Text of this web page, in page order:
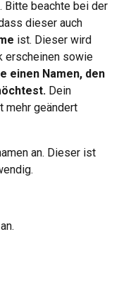
Bitte beachte bei der
dieser auch
ist. Dieser wird
erscheinen sowie
einen Namen, den
Dein
mehr geändert
an. Dieser ist